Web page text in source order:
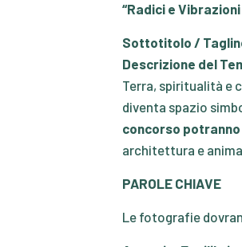
“Radici e
Sottotitolo /
Descrizione del
Terra, spiritualità e
diventa spazio
concorso
architettura e
PAROLE CHIAVE
Le fotografie